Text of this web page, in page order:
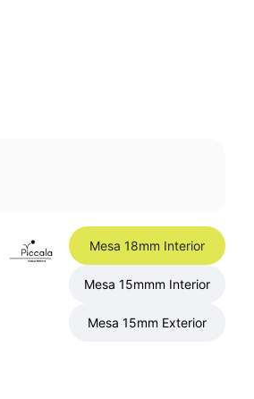
Mesa 18mm Interior
Mesa 15mmm Interior
Mesa 15mm Exterior